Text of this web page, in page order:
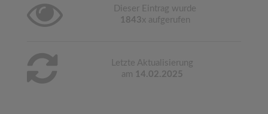
Dieser Eintrag wurde
1843x aufgerufen
Letzte Aktualisierung
am 14.02.2025